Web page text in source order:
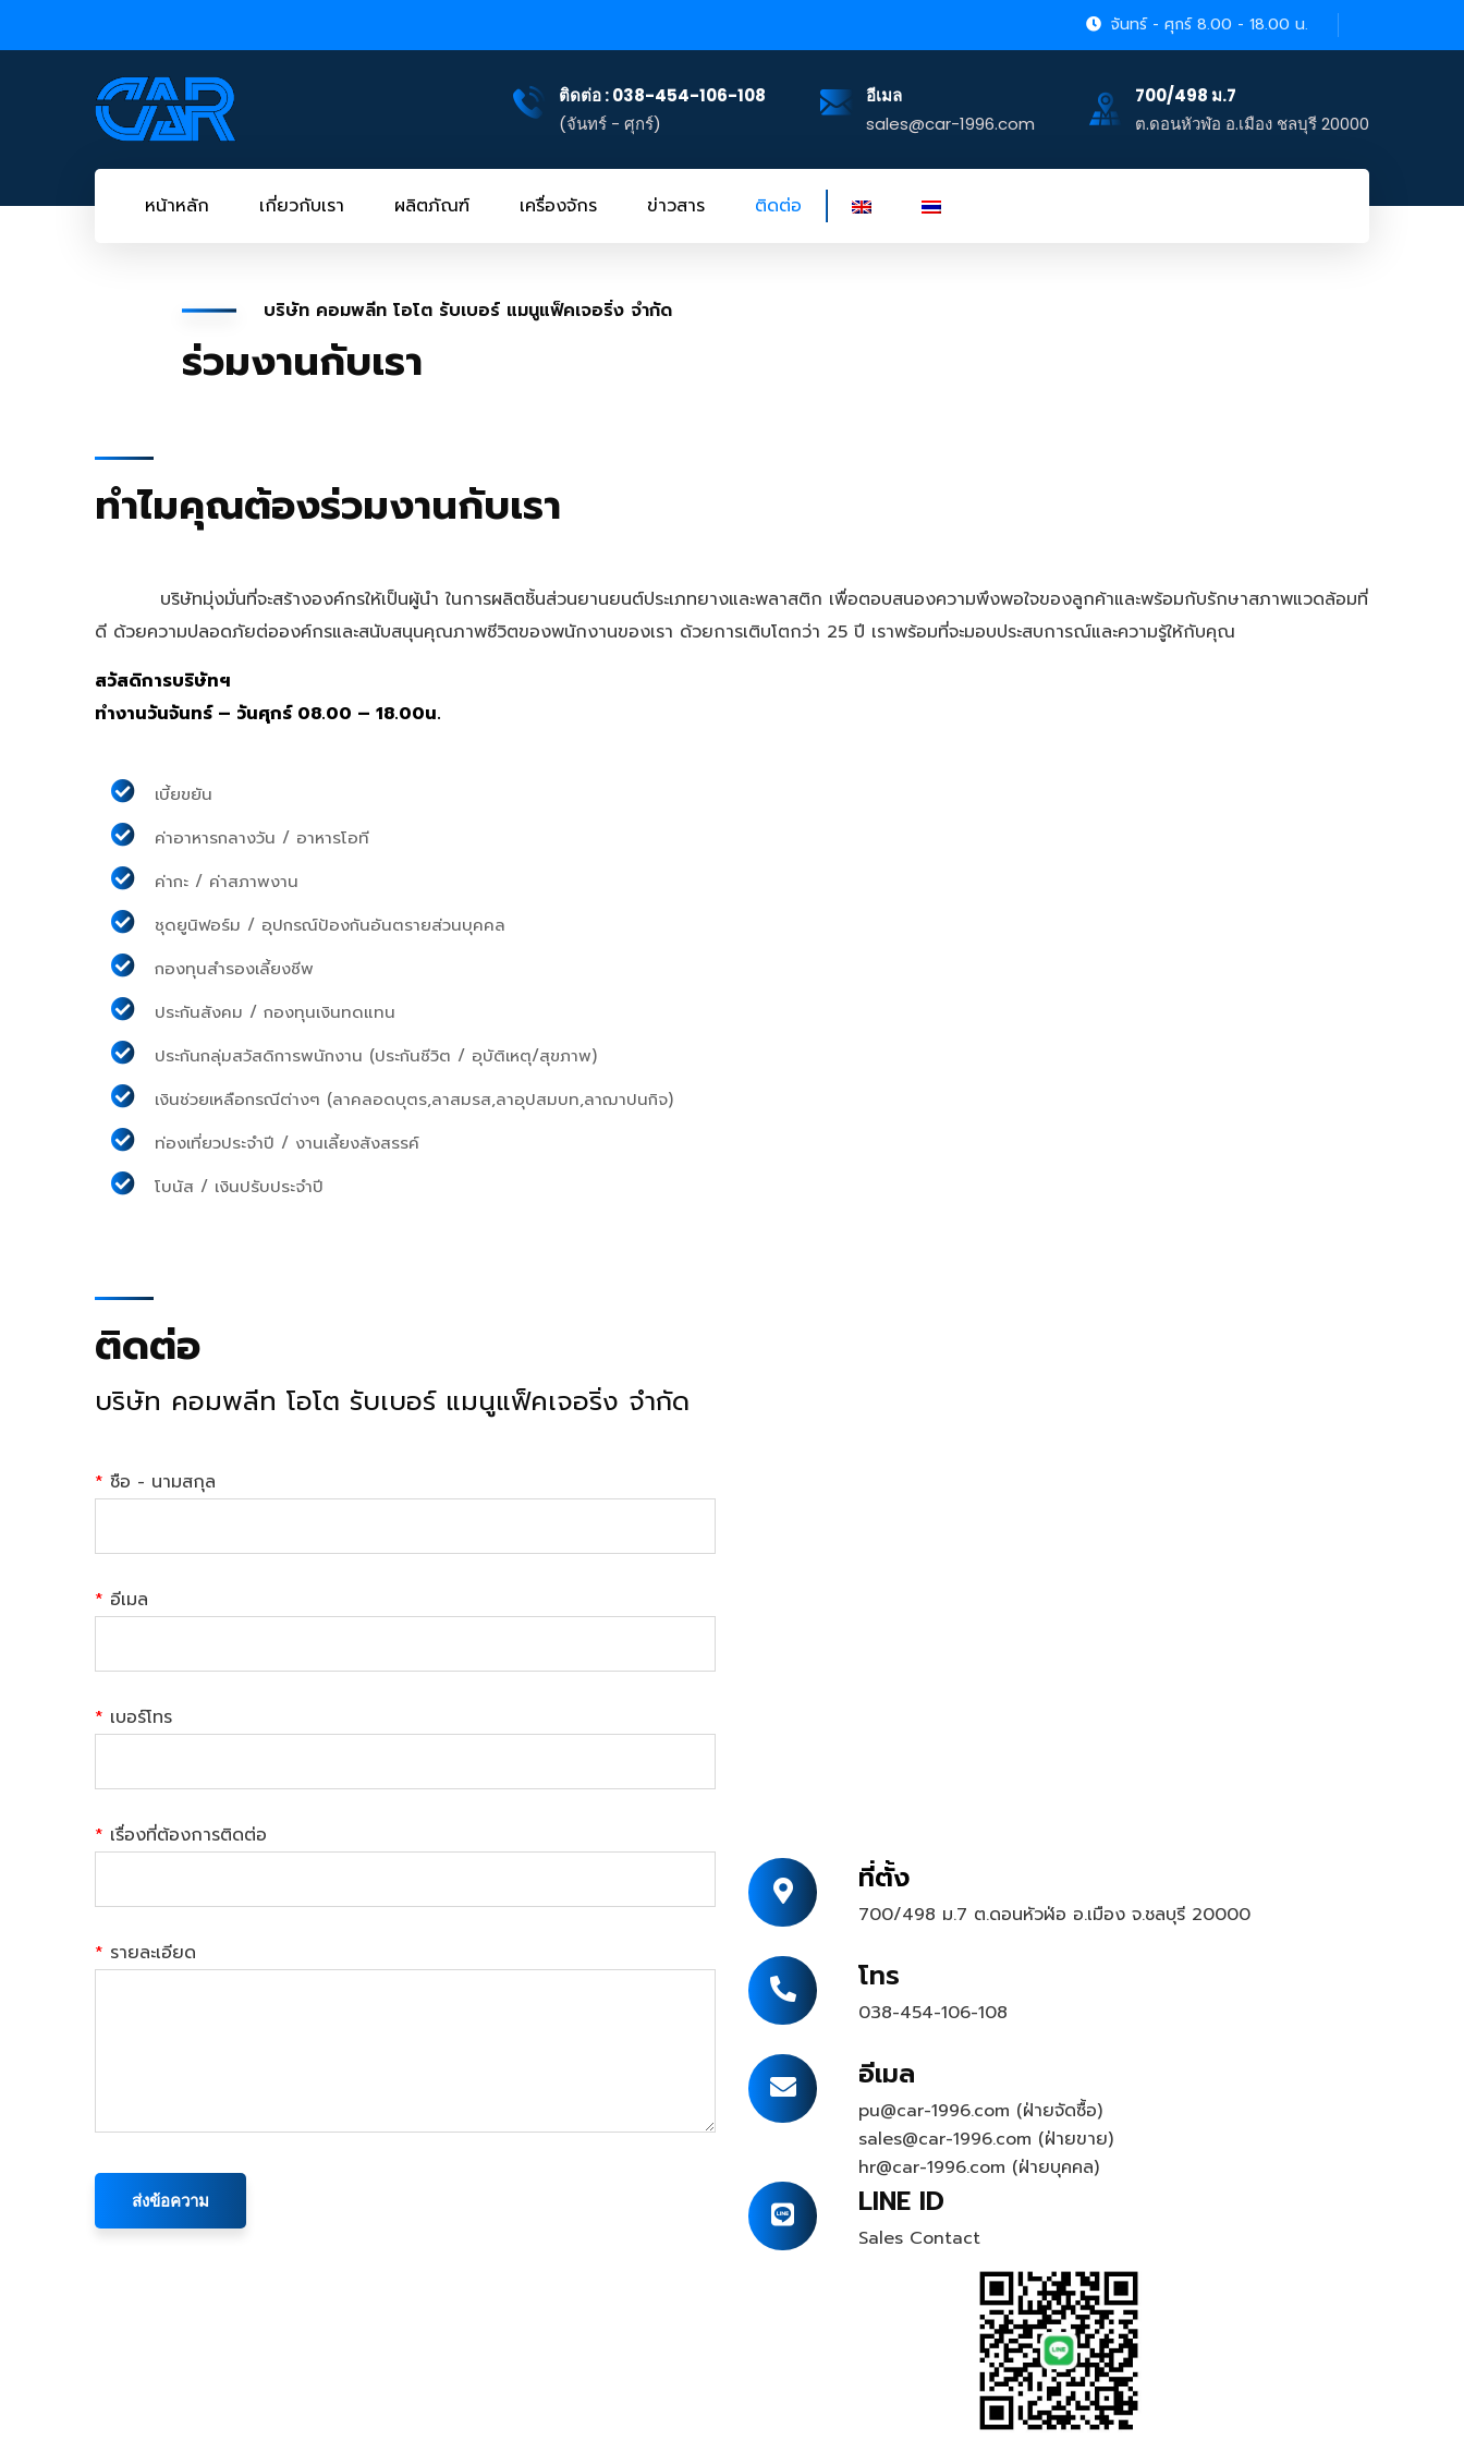
จันทร์ - ศุกร์ 8.00 - 18.00 น.
ติดต่อ : 038-454-106-108
(จันทร์ - ศุกร์)
อีเมล
sales@car-1996.com
700/498 ม.7
ต.ดอนหัวฬ่อ อ.เมือง ชลบุรี 20000
หน้าหลัก เกี่ยวกับเรา ผลิตภัณฑ์ เครื่องจักร ข่าวสาร ติดต่อ
บริษัท คอมพลีท โอโต รับเบอร์ แมนูแฟ็คเจอริ่ง จำกัด
ร่วมงานกับเรา
ทำไมคุณต้องร่วมงานกับเรา
บริษัทมุ่งมั่นที่จะสร้างองค์กรให้เป็นผู้นำ ในการผลิตชิ้นส่วนยานยนต์ประเภทยางและพลาสติก เพื่อตอบสนองความพึงพอใจของลูกค้าและพร้อมกับรักษาสภาพแวดล้อมที่
ดี ด้วยความปลอดภัยต่อองค์กรและสนับสนุนคุณภาพชีวิตของพนักงานของเรา ด้วยการเติบโตกว่า 25 ปี เราพร้อมที่จะมอบประสบการณ์และความรู้ให้กับคุณ
สวัสดิการบริษัทฯ
ทำงานวันจันทร์ – วันศุกร์ 08.00 – 18.00น.
เบี้ยขยัน
ค่าอาหารกลางวัน / อาหารโอที
ค่ากะ / ค่าสภาพงาน
ชุดยูนิฟอร์ม / อุปกรณ์ป้องกันอันตรายส่วนบุคคล
กองทุนสำรองเลี้ยงชีพ
ประกันสังคม / กองทุนเงินทดแทน
ประกันกลุ่มสวัสดิการพนักงาน (ประกันชีวิต / อุบัติเหตุ/สุขภาพ)
เงินช่วยเหลือกรณีต่างๆ (ลาคลอดบุตร,ลาสมรส,ลาอุปสมบท,ลาฌาปนกิจ)
ท่องเที่ยวประจำปี / งานเลี้ยงสังสรรค์
โบนัส / เงินปรับประจำปี
ติดต่อ
บริษัท คอมพลีท โอโต รับเบอร์ แมนูแฟ็คเจอริ่ง จำกัด
* ชือ - นามสกุล
* อีเมล
* เบอร์โทร
* เรื่องที่ต้องการติดต่อ
* รายละเอียด
ที่ตั้ง
700/498 ม.7 ต.ดอนหัวฬ่อ อ.เมือง จ.ชลบุรี 20000
โทร
038-454-106-108
อีเมล
pu@car-1996.com (ฝ่ายจัดซื้อ)
sales@car-1996.com (ฝ่ายขาย)
hr@car-1996.com (ฝ่ายบุคคล)
LINE ID
Sales Contact